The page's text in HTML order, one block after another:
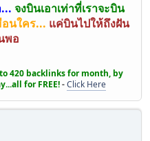
จงบินเอาเท่าที่เราจะบิน
นใคร... แค่บินไปให้ถึงฝัน
พอ
420 backlinks for month, by
for FREE!-Click Here